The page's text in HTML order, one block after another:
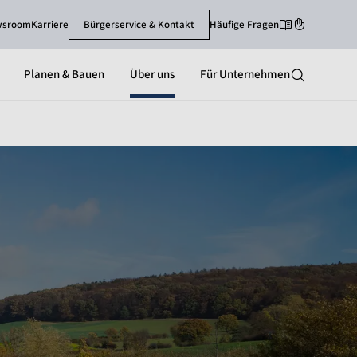
Karriere Bürgerservice & Kontakt Häufige FragenLeichte Sprache
Planen & Bauen Über uns Für Unternehmen